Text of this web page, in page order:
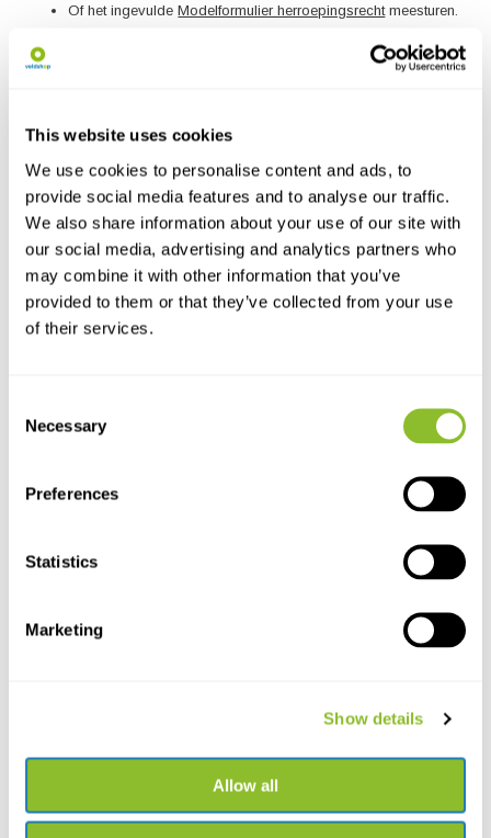
This website uses cookies
We use cookies to personalise content and ads, to
provide social media features and to analyse our traffic.
We also share information about your use of our site with
our social media, advertising and analytics partners who
may combine it with other information that you’ve
provided to them or that they’ve collected from your use
of their services.
Selection
Necessary
Preferences
Statistics
Marketing
Show details
Allow all
Retourneren & Herroepen
Of het ingevuldeModelformulier herroepingsrechtmeesturen.
zullen wij het verschuldigde orderbedrag binnen 14 dagen na
Ons retouradres:
Veldshop
Leningradweg 14
9723 TP Groningen
Nederland
zakelijke bestelling (B2B). Alle zakelijke bestellingen zijn definitief.
Wel willen we met u meedenken over het eventueel omruilen van
producten. U kunt altijd telefonisch of per mail contact met ons
opnemen.